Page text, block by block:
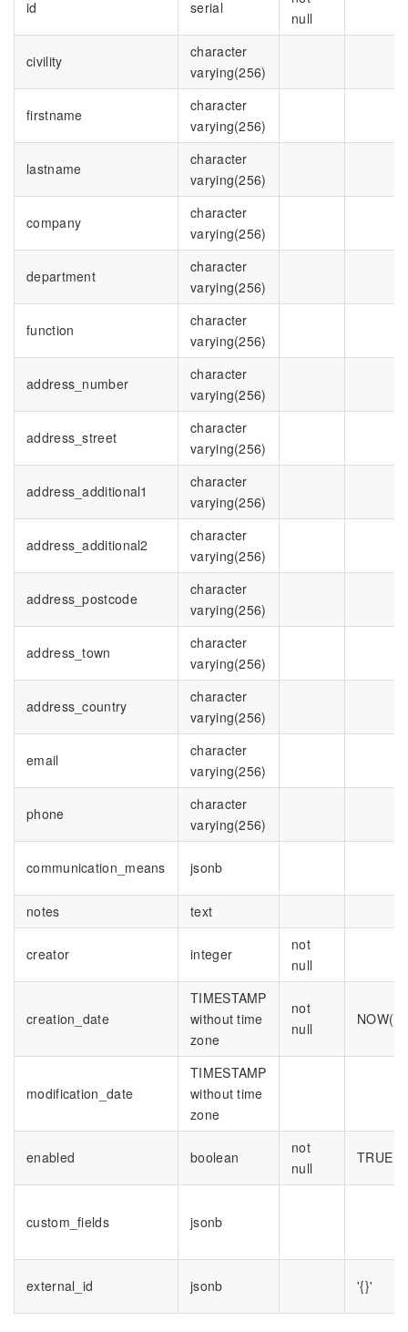
id serial
null
civility
character
varying(256)
firstname
character
varying(256)
lastname
character
varying(256)
company
character
varying(256)
department
character
varying(256)
function
character
varying(256)
address_number
character
varying(256)
address_street
character
varying(256)
address_additional1
character
varying(256)
address_additional2
character
varying(256)
address_postcode
character
varying(256)
address_town
character
varying(256)
address_country
character
varying(256)
email
character
varying(256)
phone
character
varying(256)
communication_means jsonb
notes text
creator integer
not
null
creation_date
TIMESTAMP
without time
zone
not
null
NOW()
modification_date
TIMESTAMP
without time
zone
enabled boolean
not
null
TRUE
custom_fields jsonb
external_id jsonb '{}'